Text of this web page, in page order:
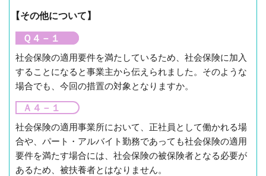
【その他について】
Ｑ４－１
社会保険の適用要件を満たしているため、社会保険に加入
することになると事業主から伝えられました。そのような
場合でも、今回の措置の対象となりますか。
Ａ４－１
社会保険の適用事業所において、正社員として働かれる場
合や、パート・アルバイト勤務であっても社会保険の適用
要件を満たす場合には、社会保険の被保険者となる必要が
あるため、被扶養者とはなりません。